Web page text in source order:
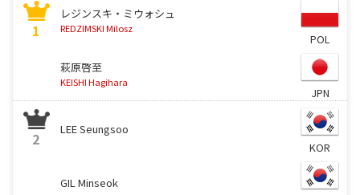
1
レジンスキ・ミウォシュ
REDZIMSKI Milosz
POL
萩原啓至
KEISHI Hagihara
JPN
2
LEE Seungsoo
KOR
GIL Minseok